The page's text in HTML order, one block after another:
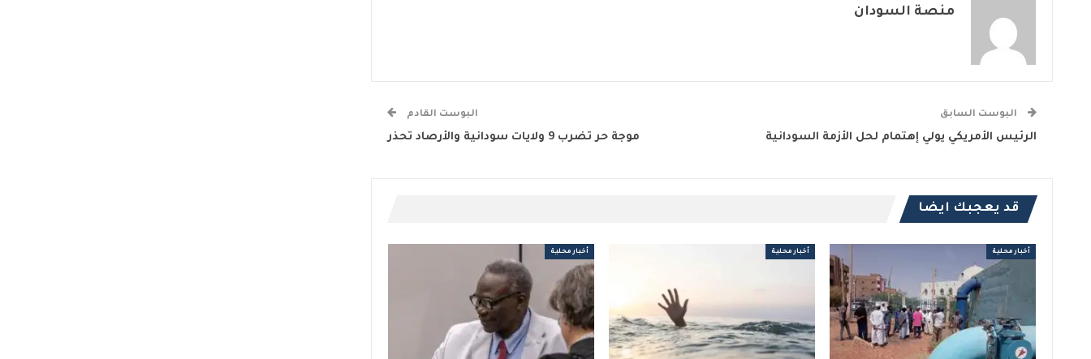
منصة السودان
البوست السابق
الرئيس الأمريكي يولي إهتمام لحل الأزمة السودانية
البوست القادم
موجة حر تضرب 9 ولايات سودانية والأرصاد تحذر
قد يعجبك ايضا
أخبار محلية أخبار محلية أخبار محلية